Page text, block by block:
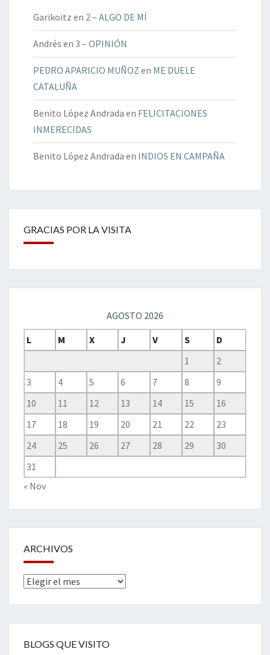
Garikoitz en 2 – ALGO DE MÍ
Andrés en 3 – OPINIÓN
PEDRO APARICIO MUÑOZ en ME DUELE
CATALUÑA
Benito López Andrada en FELICITACIONES
INMERECIDAS
Benito López Andrada en INDIOS EN CAMPAÑA
GRACIAS POR LA VISITA
AGOSTO 2026
L
M X J V S
D
1
2
3
4 5 6 7 8
9
10
11 12 13 14 15
16
17
18 19 20 21 22
23
24
25 26 27 28 29
30
31
« Nov
ARCHIVOS
Archivos
BLOGS QUE VISITO